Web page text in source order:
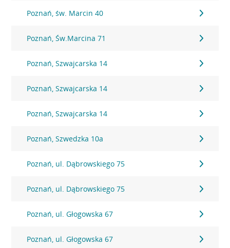
Poznań, św. Marcin 40
Poznań, Św.Marcina 71
Poznań, Szwajcarska 14
Poznań, Szwajcarska 14
Poznań, Szwajcarska 14
Poznań, Szwedzka 10a
Poznań, ul. Dąbrowskiego 75
Poznań, ul. Dąbrowskiego 75
Poznań, ul. Głogowska 67
Poznań, ul. Głogowska 67